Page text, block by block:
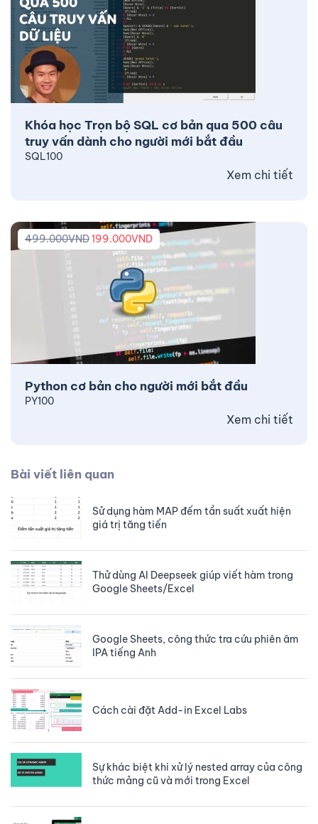
Khóa học Trọn bộ SQL cơ bản qua 500 câu
truy vấn dành cho người mới bắt đầu
SQL100
Xem chi tiết
Python cơ bản cho người mới bắt đầu
499.000VND199.000VND
PY100
Xem chi tiết
Bài viết liên quan
Sử dụng hàm MAP đếm tần suất xuất hiện
giá trị tăng tiến
Thử dùng AI Deepseek giúp viết hàm trong
Google Sheets/Excel
Google Sheets, công thức tra cứu phiên âm
IPA tiếng Anh
Cách cài đặt Add-in Excel Labs
Sự khác biệt khi xử lý nested array của công
thức mảng cũ và mới trong Excel